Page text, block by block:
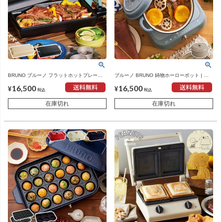
BRUNO ブルーノ フラットホットプレート |
¥16,500 税込
在庫切れ
ブルーノ BRUNO 鋳物ホーローポット | キ
¥16,500 税込
在庫切れ